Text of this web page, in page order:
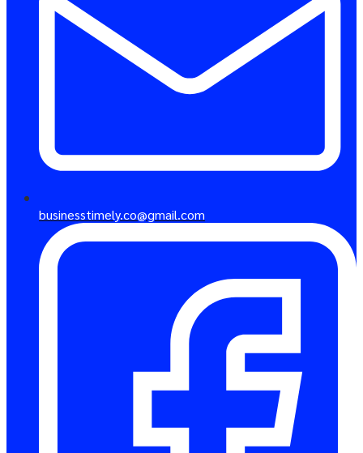
businesstimely.co@gmail.com